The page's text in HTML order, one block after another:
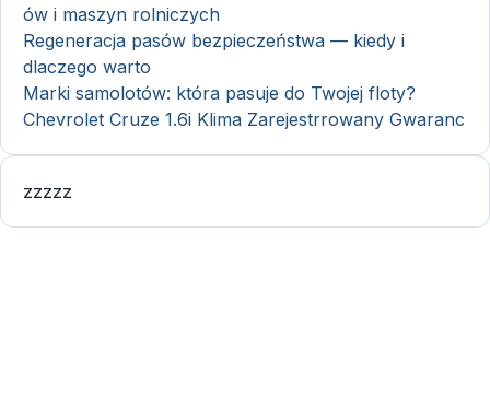
ów i maszyn rolniczych
Regeneracja pasów bezpieczeństwa — kiedy i
dlaczego warto
Marki samolotów: która pasuje do Twojej floty?
Chevrolet Cruze 1.6i Klima Zarejestrrowany Gwaranc
zzzzz